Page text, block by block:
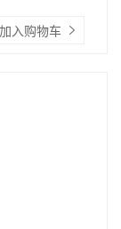
加入购物车